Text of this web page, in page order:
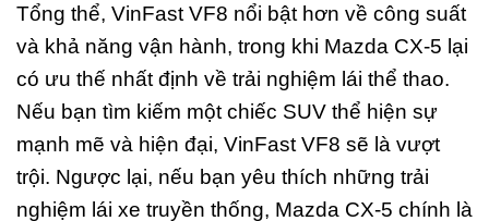
Tổng thể, VinFast VF8 nổi bật hơn về công suất
và khả năng vận hành, trong khi Mazda CX-5 lại
có ưu thế nhất định về trải nghiệm lái thể thao.
Nếu bạn tìm kiếm một chiếc SUV thể hiện sự
mạnh mẽ và hiện đại, VinFast VF8 sẽ là vượt
trội. Ngược lại, nếu bạn yêu thích những trải
nghiệm lái xe truyền thống, Mazda CX-5 chính là